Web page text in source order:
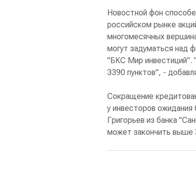
Новостной фон
российском рынке
многомесячных
могут задуматься над
"БКС Мир инвестиций".
3390 пунктов", -
Сокращение
у инвесторов ожидания
Григорьев из банка
может закончить выше